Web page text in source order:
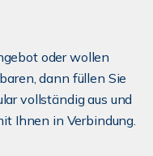
oder wollen
dann füllen Sie
vollständig aus und
Ihnen in Verbindung.